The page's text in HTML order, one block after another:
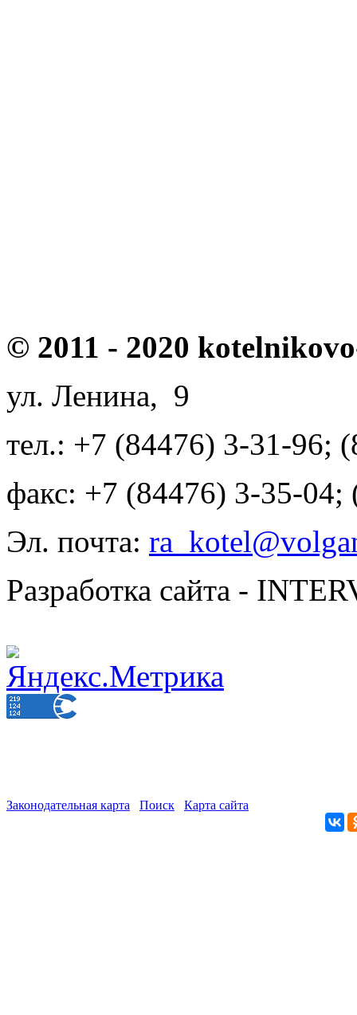
© 2011 - 2020
ул. Ленина, 9
тел.: +7 (84476) 3-31-96;
факс: +7 (84476) 3-35-04;
Эл. почта:
Разработка сайта -
Законодательная карта Поиск Карта сайта